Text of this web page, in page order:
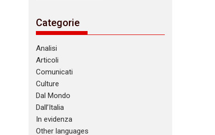
Categorie
Analisi
Articoli
Comunicati
Culture
Dal Mondo
Dall’Italia
In evidenza
Other languages